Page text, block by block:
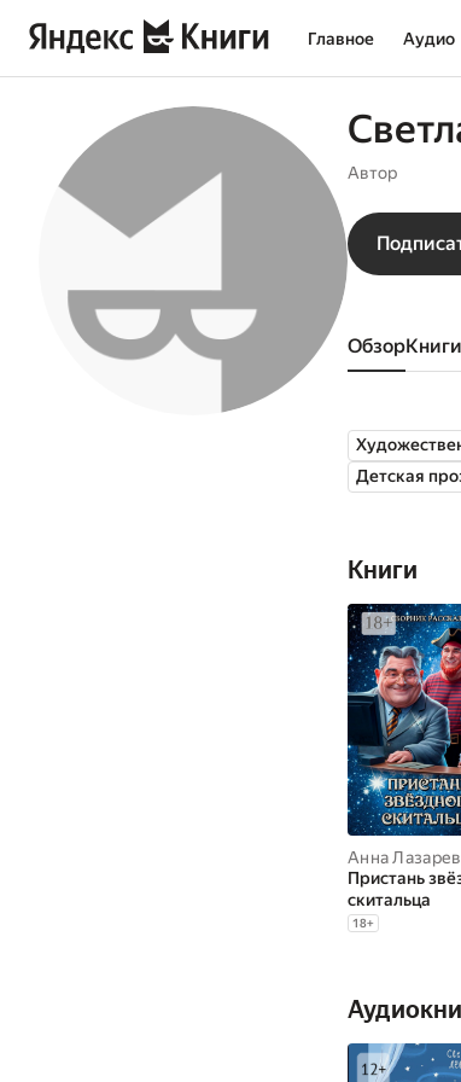
Главное Аудио
Автор
Обзор книги
Детская
Книги
Анна
Пристань
скитальца
18+